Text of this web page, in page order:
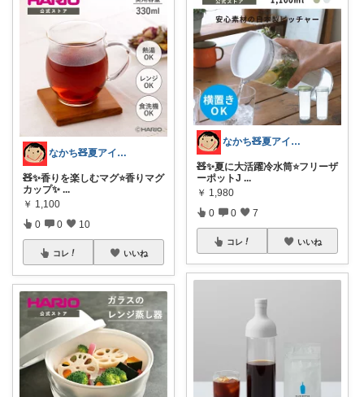
なかち🧸夏アイテム＆便利グッズ✨
🧸✨香りを楽しむマグ⭐️香りマグ
カップ✨ ...
￥ 1,100
0 0 10
コレ いいね
なかち🧸夏アイテム＆便利グッズ✨
🧸✨夏に大活躍冷水筒⭐️フリーザ
ーポットJ ...
￥ 1,980
0 0 7
コレ いいね